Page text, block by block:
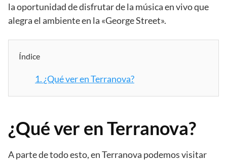
la oportunidad de disfrutar de la música en vivo que
alegra el ambiente en la «George Street».
Índice
1. ¿Qué ver en Terranova?
¿Qué ver en Terranova?
A parte de todo esto, en Terranova podemos visitar